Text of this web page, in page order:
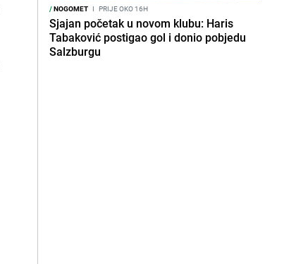
/NOGOMET I PRIJE OKO 16H
Sjajan početak u novom klubu: Haris
Tabaković postigao gol i donio pobjedu
Salzburgu